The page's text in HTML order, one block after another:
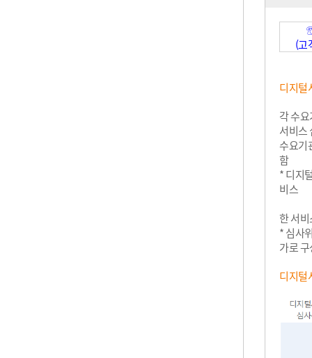
(고
디지털
각 수
서비스
수요기
함
* 디지
비스
한 서비
* 심사
가로
디지털